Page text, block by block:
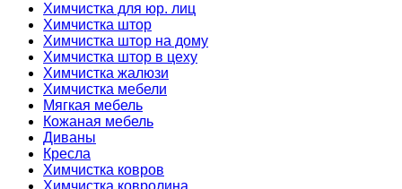
Химчистка для юр. лиц
Химчистка штор
Химчистка штор на дому
Химчистка штор в цеху
Химчистка жалюзи
Химчистка мебели
Мягкая мебель
Кожаная мебель
Диваны
Кресла
Химчистка ковров